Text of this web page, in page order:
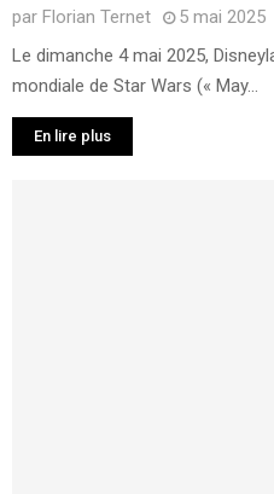
par Florian Ternet
5 mai 2025
Le dimanche 4 mai 2025,
mondiale de Star Wars (« May...
En lire plus